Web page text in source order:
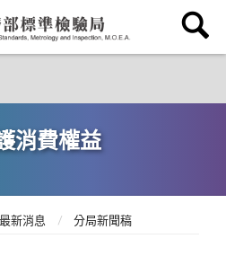
消費權益
最新消息 分局新聞稿